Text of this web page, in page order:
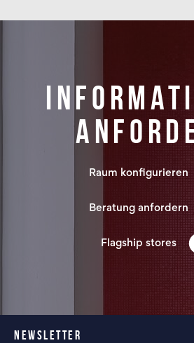
Raum konfigurieren
Beratung anfordern
Flagship stores
NEWSLETTER